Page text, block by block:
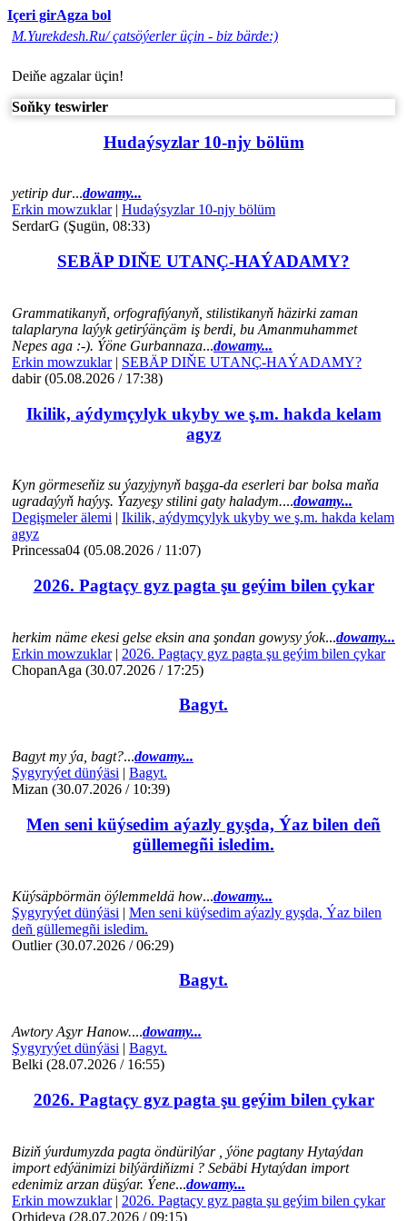
Içeri girAgza bol
M.Yurekdesh.Ru/ çatsöýerler üçin - biz bärde:)
Deiňe agzalar üçin!
Soňky teswirler
Hudaýsyzlar 10-njy bölüm
yetirip dur...dowamy...
Erkin mowzuklar| Hudaýsyzlar 10-njy bölüm
SerdarG (Şugün, 08:33)
SEBÄP DIŇE UTАNÇ-HАÝADАMY?
Grammatikanyň, orfografiýanyň, stilistikanyň häzirki zaman
talaplaryna laýyk getirýänçäm iş berdi, bu Amanmuhammet
Nepes aga :-). Ýöne Gurbannaza...dowamy...
Erkin mowzuklar| SEBÄP DIŇE UTАNÇ-HАÝADАMY?
dabir (05.08.2026 / 17:38)
Ikilik, aýdymçylyk ukyby we ş.m. hakda kelam
agyz
Kyn görmeseňiz su ýazyjynyň başga-da eserleri bar bolsa maňa
ugradaýyň haýyş. Ýazyeşy stilini gaty haladym....dowamy...
Degişmeler älemi | Ikilik, aýdymçylyk ukyby we ş.m. hakda kelam
agyz
Princessa04 (05.08.2026 / 11:07)
2026. Pagtaçy gyz pagta şu geýim bilen çykar
herkim näme ekesi gelse eksin ana şondan gowysy ýok...dowamy...
Erkin mowzuklar| 2026. Pagtaçy gyz pagta şu geýim bilen çykar
ChopanAga (30.07.2026 / 17:25)
Bagyt.
Bagyt my ýa, bagt?...dowamy...
Şygyryýet dünýäsi | Bagyt.
Mizan (30.07.2026 / 10:39)
Men seni küýsedim aýazly gyşda, Ýaz bilen deñ
güllemegñi isledim.
Küýsäpbörmän öýlemmeldä how...dowamy...
Şygyryýet dünýäsi | Men seni küýsedim aýazly gyşda, Ýaz bilen
deñ güllemegñi isledim.
Outlier (30.07.2026 / 06:29)
Bagyt.
Awtory Aşyr Hanow....dowamy...
Şygyryýet dünýäsi | Bagyt.
Belki (28.07.2026 / 16:55)
2026. Pagtaçy gyz pagta şu geýim bilen çykar
Biziň ýurdumyzda pagta öndürilýar , ýöne pagtany Hytaýdan
import edýänimizi bilýärdiňizmi ? Sebäbi Hytaýdan import
edenimiz arzan düşýar. Ýene...dowamy...
Erkin mowzuklar| 2026. Pagtaçy gyz pagta şu geýim bilen çykar
Orhideya (28.07.2026 / 09:15)